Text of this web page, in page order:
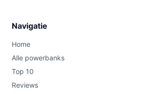
Navigatie
Home
Alle powerbanks
Top 10
Reviews